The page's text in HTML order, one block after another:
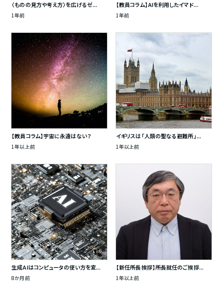
〈ものの見方や考え方〉を広げるゼ...
1年前
【教員コラム】AIを利用したイマド...
1年前
【教員コラム】宇宙に永遠はない？
1年以上前
イギリスは「人類の聖なる避難所」...
1年以上前
生成AIはコンピュータの使い方を変...
8か月前
【新任所長挨拶】所長就任のご挨拶...
1年以上前